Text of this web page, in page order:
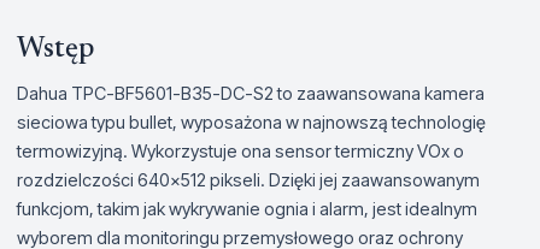
Wstęp
Dahua TPC-BF5601-B35-DC-S2 to zaawansowana kamera
sieciowa typu bullet, wyposażona w najnowszą technologię
termowizyjną. Wykorzystuje ona sensor termiczny VOx o
rozdzielczości 640x512 pikseli. Dzięki jej zaawansowanym
funkcjom, takim jak wykrywanie ognia i alarm, jest idealnym
wyborem dla monitoringu przemysłowego oraz ochrony